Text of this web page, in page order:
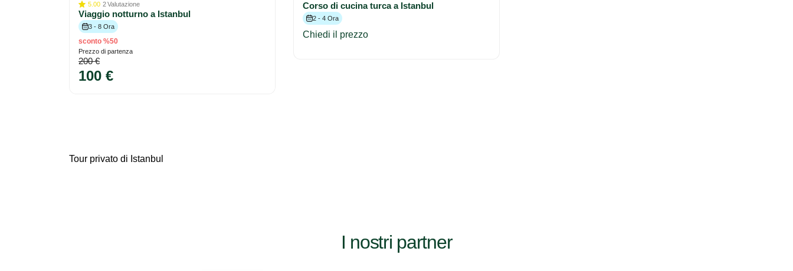
5.00 2Valutazione
Viaggio notturno a Istanbul
3 - 8 Ora
sconto %50
Prezzo di partenza
200 €
100 €
Corso di cucina turca a Istanbul
2 - 4 Ora
Chiedi il prezzo
Tour privato di Istanbul
I nostri partner